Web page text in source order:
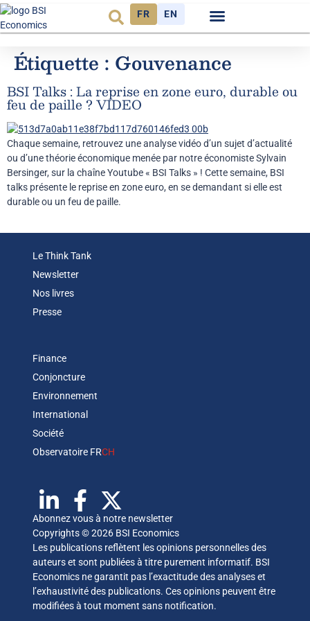
FR EN
Étiquette : Gouvenance
BSI Talks : La reprise en zone euro, durable ou
feu de paille ? VIDEO
Chaque semaine, retrouvez une analyse vidéo d’un sujet d’actualité
ou d’une théorie économique menée par notre économiste Sylvain
Bersinger, sur la chaîne Youtube « BSI Talks » ! Cette semaine, BSI
talks présente le reprise en zone euro, en se demandant si elle est
durable ou un feu de paille.
Le Think Tank
Newsletter
Nos livres
Presse
Finance
Conjoncture
Environnement
International
Société
Observatoire FRCH
Abonnez vous à notre newsletter
Copyrights © 2026 BSI Economics
Les publications reflètent les opinions personnelles des
auteurs et sont publiées à titre purement informatif. BSI
Economics ne garantit pas l’exactitude des analyses et
l’exhaustivité des publications. Ces opinions peuvent être
modifiées à tout moment sans notification.